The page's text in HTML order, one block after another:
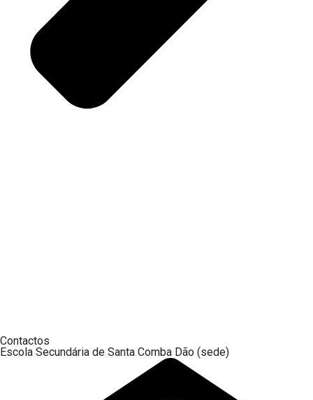
Contactos
Escola Secundária de Santa Comba Dão (sede)